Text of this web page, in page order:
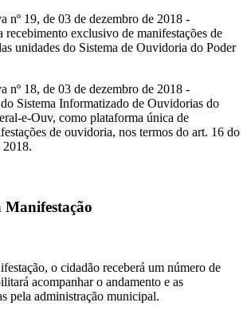
nº 19, de 03 de dezembro de 2018 -
recebimento exclusivo de manifestações de
unidades do Sistema de Ouvidoria do Poder
nº 18, de 03 de dezembro de 2018 -
Sistema Informatizado de Ouvidorias do
e-Ouv, como plataforma única de
de ouvidoria, nos termos do art. 16 do
2018.
Manifestação
o cidadão receberá um número de
acompanhar o andamento e as
pela administração municipal.